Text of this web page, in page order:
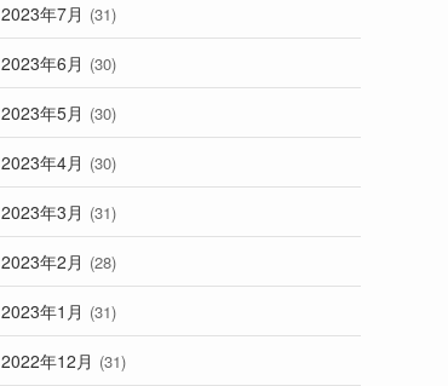
2023年7月 (31)
2023年6月 (30)
2023年5月 (30)
2023年4月 (30)
2023年3月 (31)
2023年2月 (28)
2023年1月 (31)
2022年12月 (31)